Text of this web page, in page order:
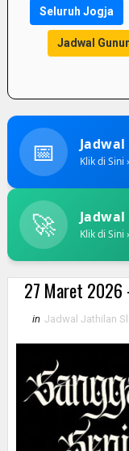
Seluruh Jogja
Jadwal
📅 Klik di Sini
🚀 Klik di Sini
27 Maret 2026
in Jadwal Jathilan